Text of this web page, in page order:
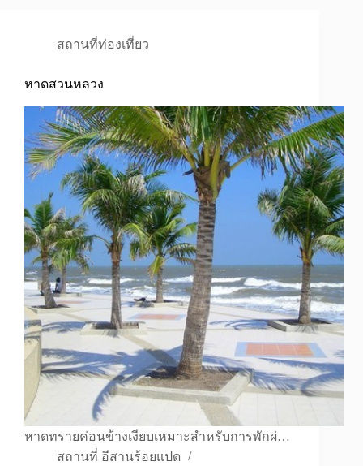
สถานที่ท่องเที่ยว
หาดสวนหลวง
หาดทรายค่อนข้างเงียบเหมาะสำหรับการพักผ่…
สถานที่ อีสานร้อยแปด